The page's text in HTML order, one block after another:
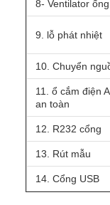
8- Ventilator ống
9. lỗ phát nhiệt
10. Chuyển
11. ổ cắm điện
an toàn
12. R232 cổng
13. Rút mẫu
14. Cổng USB